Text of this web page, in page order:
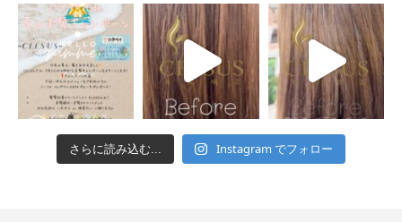
さらに読み込む... Instagram でフォロー